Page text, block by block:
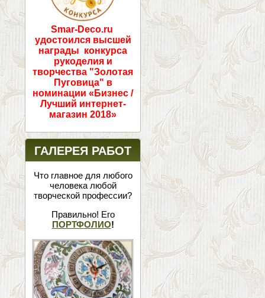
Smar-Deco.ru
удостоился высшей
награды конкурса
рукоделия и
творчества "Золотая
Пуговица" в
номинации «Бизнес /
Лучший интернет-
магазин 2018»
ГАЛЕРЕЯ РАБОТ
Что главное для любого
человека любой
творческой профессии?
Правильно! Его
ПОРТФОЛИО!